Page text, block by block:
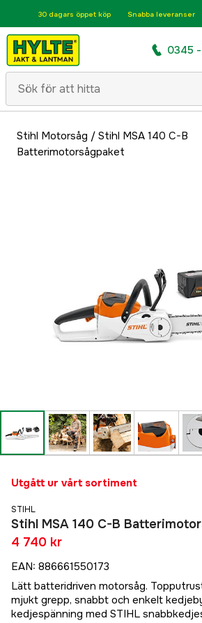
30 dagars öppet köp Snabba leveranser
0345
Stihl Motorsåg / Stihl MSA 140 C-B
Batterimotorsågpaket
Utgått ur vårt sortiment
STIHL
Stihl MSA 140 C-B
4 740 kr
EAN: 886661550173
Lätt batteridriven motorsåg.
mjukt grepp, snabbt och enkelt
kedjespänning med STIHL